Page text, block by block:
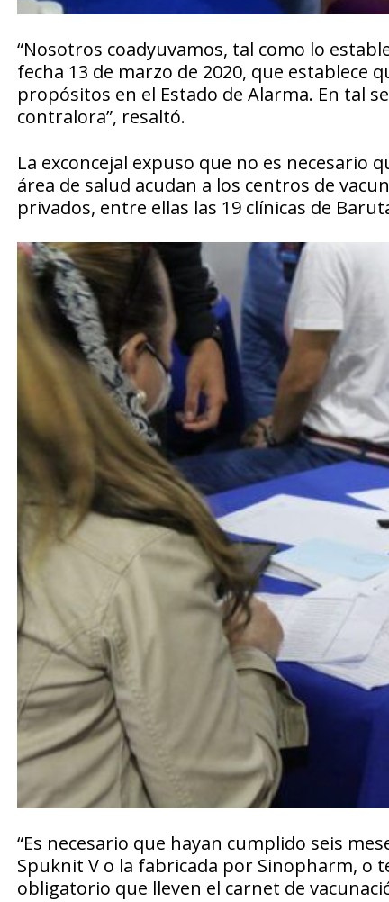
“Nosotros coadyuvamos, tal como lo
fecha 13 de marzo de 2020, que
propósitos en el Estado de Alarma. En tal
contralora”, resaltó.
La exconcejal expuso que no es necesario
área de salud acudan a los centros de
privados, entre ellas las 19 clínicas de
“Es necesario que hayan cumplido seis
Spuknit V o la fabricada por Sinopharm, o
obligatorio que lleven el carnet de